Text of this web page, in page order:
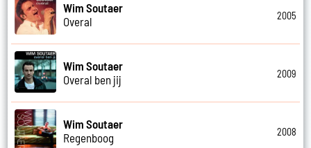
Wim Soutaer
Overal
2005
Wim Soutaer
Overal ben jij
2009
Wim Soutaer
Regenboog
2008